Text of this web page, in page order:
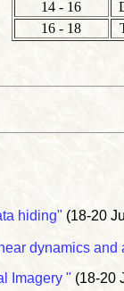
14 - 16
16 - 18
hiding" (18-20
dynamics and
Imagery " (18-20